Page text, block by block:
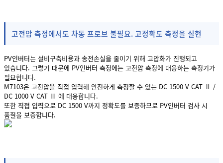
고전압 측정에서도 차동 프로브 불필요. 고정확도 측정을 실현
PV인버터는 설비구축비용과 송전손실을 줄이기 위해 고압화가 진행되고
있습니다. 그렇기 때문에 PV인버터 측정에는 고전압 측정에 대응하는 측정기가
필요합니다.
M7103은 고전압을 직접 입력해 안전하게 측정할 수 있는 DC 1500 V CAT Ⅱ /
DC 1000 V CAT Ⅲ 에 대응합니다.
또한 직접 입력으로 DC 1500 V까지 정확도를 보증하므로 PV인버터 검사 시
품질을 보증합니다.